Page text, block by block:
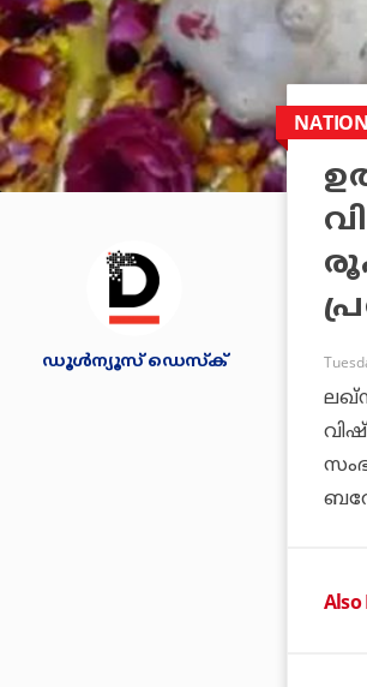
ഡൂള്‍ന്യൂസ് ഡെസ്‌ക്
Also